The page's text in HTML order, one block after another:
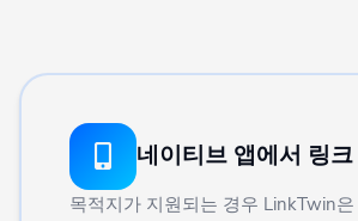
네이티브 앱에서 링크
목적지가 지원되는 경우 LinkTwin은